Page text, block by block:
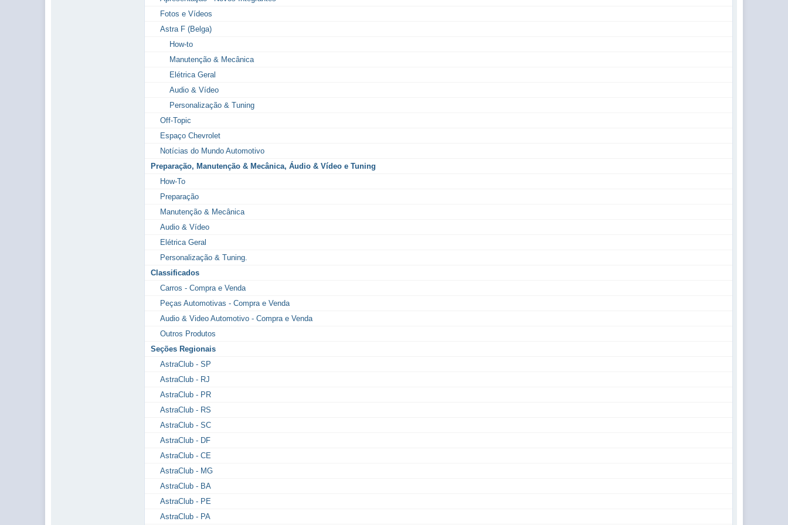
Fotos e Vídeos
Astra F (Belga)
How-to
Manutenção & Mecânica
Elétrica Geral
Audio & Vídeo
Personalização & Tuning
Off-Topic
Espaço Chevrolet
Notícias do Mundo Automotivo
Preparação, Manutenção & Mecânica, Áudio & Vídeo e Tuning
How-To
Preparação
Manutenção & Mecânica
Audio & Vídeo
Elétrica Geral
Personalização & Tuning.
Classificados
Carros - Compra e Venda
Peças Automotivas - Compra e Venda
Audio & Video Automotivo - Compra e Venda
Outros Produtos
Seções Regionais
AstraClub - SP
AstraClub - RJ
AstraClub - PR
AstraClub - RS
AstraClub - SC
AstraClub - DF
AstraClub - CE
AstraClub - MG
AstraClub - BA
AstraClub - PE
AstraClub - PA